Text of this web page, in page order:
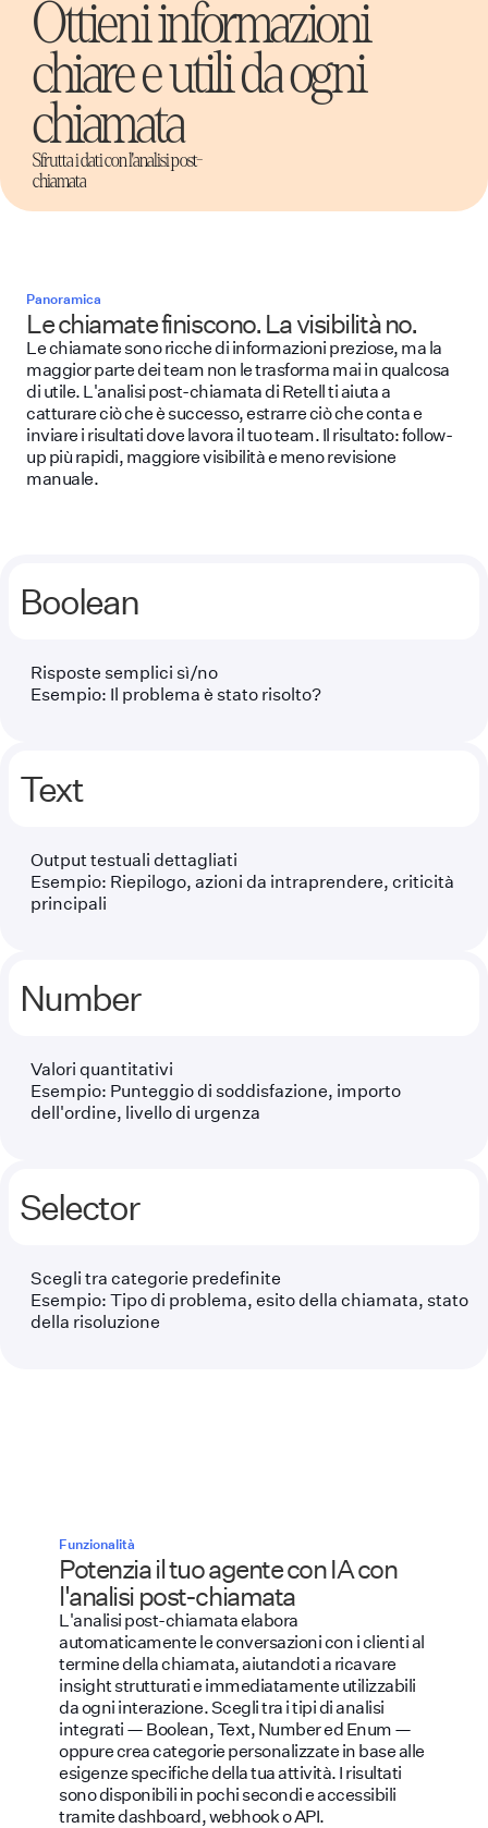
Ottieni informazioni
chiare e utili da ogni
chiamata
Sfrutta i dati con l'analisi post-
chiamata
Panoramica
Le chiamate finiscono. La visibilità no.
Le chiamate sono ricche di informazioni preziose, ma la
maggior parte dei team non le trasforma mai in qualcosa
di utile. L'analisi post-chiamata di Retell ti aiuta a
catturare ciò che è successo, estrarre ciò che conta e
inviare i risultati dove lavora il tuo team. Il risultato: follow-
up più rapidi, maggiore visibilità e meno revisione
manuale.
Boolean
Risposte semplici sì/no
Esempio: Il problema è stato risolto?
Text
Output testuali dettagliati
Esempio: Riepilogo, azioni da intraprendere, criticità
principali
Number
Valori quantitativi
Esempio: Punteggio di soddisfazione, importo
dell'ordine, livello di urgenza
Selector
Scegli tra categorie predefinite
Esempio: Tipo di problema, esito della chiamata, stato
della risoluzione
Funzionalità
Potenzia il tuo agente con IA con
l'analisi post-chiamata
L'analisi post-chiamata elabora
automaticamente le conversazioni con i clienti al
termine della chiamata, aiutandoti a ricavare
insight strutturati e immediatamente utilizzabili
da ogni interazione. Scegli tra i tipi di analisi
integrati — Boolean, Text, Number ed Enum —
oppure crea categorie personalizzate in base alle
esigenze specifiche della tua attività. I risultati
sono disponibili in pochi secondi e accessibili
tramite dashboard, webhook o API.